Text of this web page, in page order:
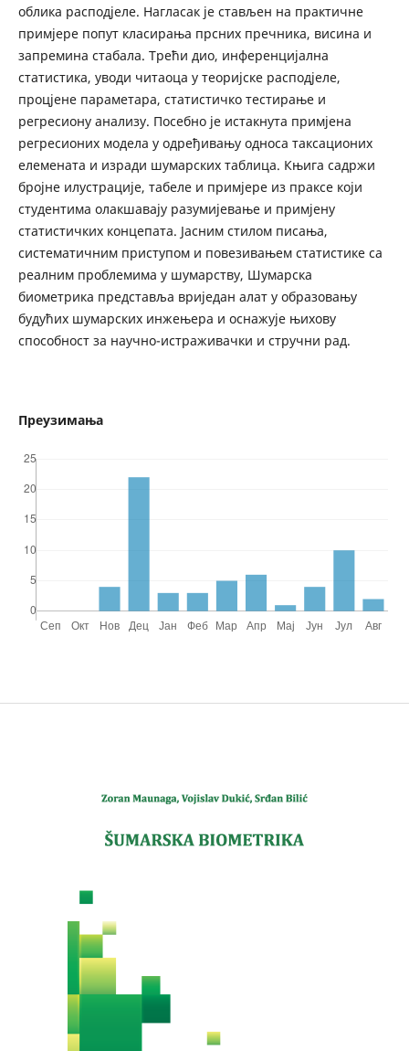
облика расподјеле. Нагласак је стављен на практичне
примјере попут класирања прсних пречника, висина и
запремина стабала. Трећи дио, инференцијална
статистика, уводи читаоца у теоријске расподјеле,
процјене параметара, статистичко тестирање и
регресиону анализу. Посебно је истакнута примјена
регресионих модела у одређивању односа таксационих
елемената и изради шумарских таблица. Књига садржи
бројне илустрације, табеле и примјере из праксе који
студентима олакшавају разумијевање и примјену
статистичких концепата. Јасним стилом писања,
систематичним приступом и повезивањем статистике са
реалним проблемима у шумарству, Шумарска
биометрика представља вриједан алат у образовању
будућих шумарских инжењера и оснажује њихову
способност за научно-истраживачки и стручни рад.
Преузимања